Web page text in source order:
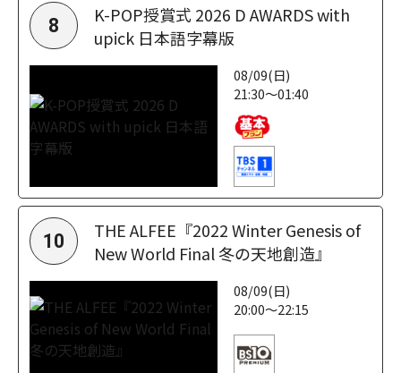
8
K-POP授賞式 2026 D AWARDS with
upick 日本語字幕版
08/09(日)
21:30～01:40
10
THE ALFEE『2022 Winter Genesis of
New World Final 冬の天地創造』
08/09(日)
20:00～22:15